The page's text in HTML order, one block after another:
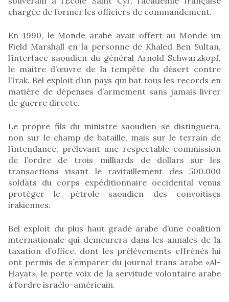
chargée de former les officiers de commandement.
En 1990, le Monde arabe avait offert au Monde un
Field Marshall en la personne de Khaled Ben Sultan,
l’interface saoudien du général Arnold Schwarzkopf,
le maitre d’œuvre de la tempête du désert contre
l’Irak. Bel exploit d’un pays qui bat tous les records en
matière de dépenses d’armement sans jamais livrer
de guerre directe.
Le propre fils du ministre saoudien se distinguera,
non sur le champ de bataille, mais sur le terrain de
l’intendance, prélevant une respectable commission
de l’ordre de trois milliards de dollars sur les
transactions visant le ravitaillement des 500.000
soldats du corps expéditionnaire occidental venus
protéger le pétrole saoudien des convoitises
irakiennes.
Bel exploit du plus haut gradé arabe d’une coalition
internationale qui demeurera dans les annales de la
taxation d’office, dont les prélèvements effrénés lui
ont permis de s’emparer du journal trans arabe «Al-
Hayat», le porte voix de la servitude volontaire arabe
à l‘ordre israélo-américain.